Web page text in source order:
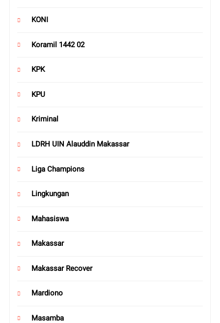
KONI
Koramil 1442 02
KPK
KPU
Kriminal
LDRH UIN Alauddin Makassar
Liga Champions
Lingkungan
Mahasiswa
Makassar
Makassar Recover
Mardiono
Masamba